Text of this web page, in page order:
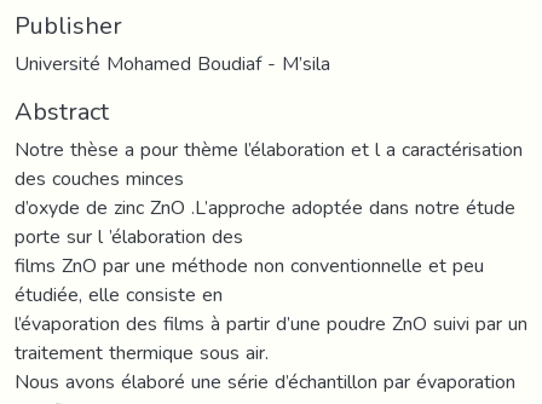
Publisher
Université Mohamed Boudiaf - M’sila
Abstract
Notre thèse a pour thème l’élaboration et l a caractérisation
des couches minces
d’oxyde de zinc ZnO .L’approche adoptée dans notre étude
porte sur l ’élaboration des
films ZnO par une méthode non conventionnelle et peu
étudiée, elle consiste en
l’évaporation des films à partir d’une poudre ZnO suivi par un
traitement thermique sous air.
Nous avons élaboré une série d’échantillon par évaporation